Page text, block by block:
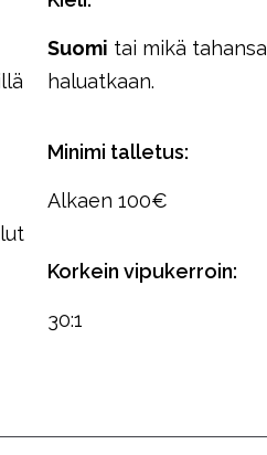
Suomi tai mikä tahansa
haluatkaan.
Minimi talletus:
Alkaen 100€
Korkein vipukerroin:
30:1